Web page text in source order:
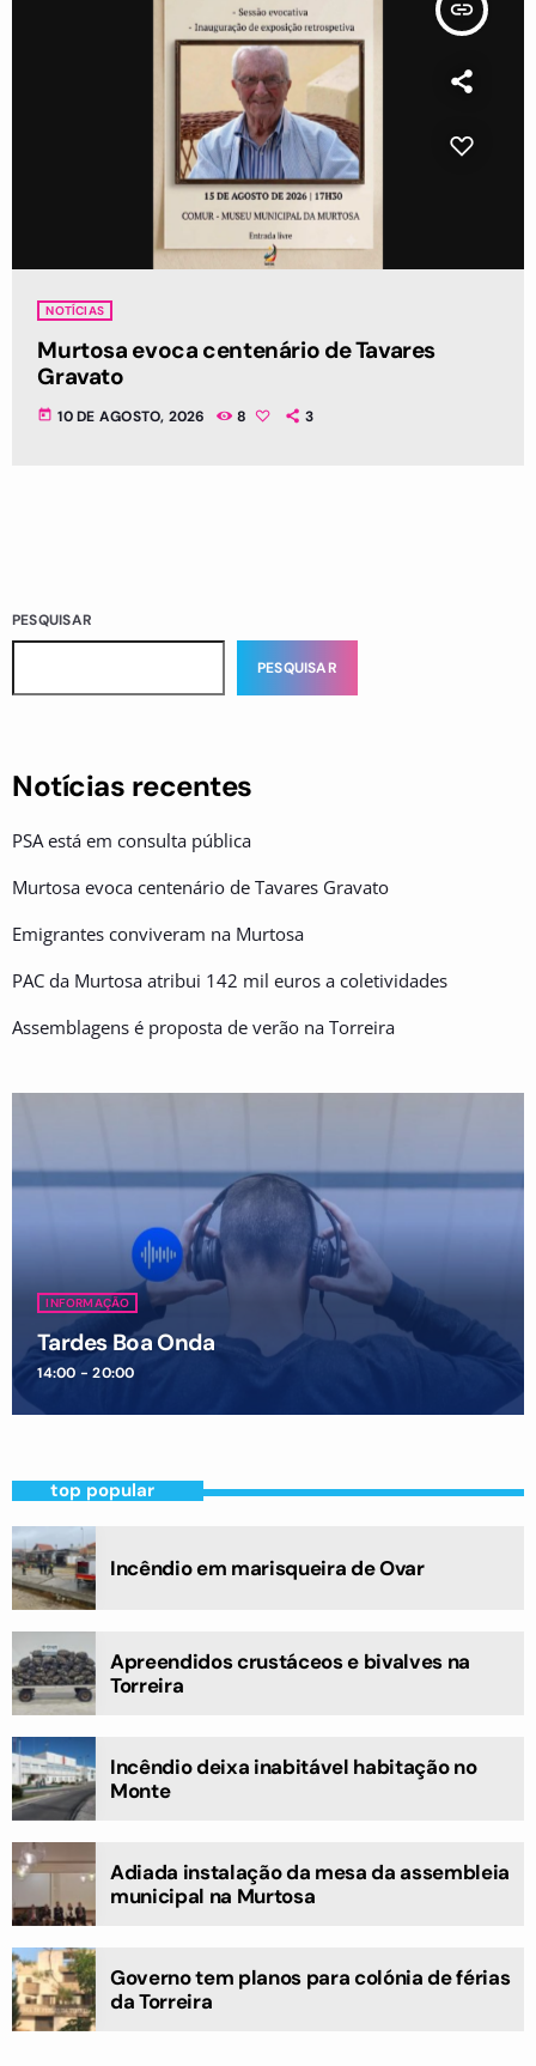
insert_link
NOTÍCIAS
Murtosa evoca centenário de Tavares
Gravato
today 10 DE AGOSTO, 2026 8 3
PESQUISAR
PESQUISAR
Notícias recentes
PSA está em consulta pública
Murtosa evoca centenário de Tavares Gravato
Emigrantes conviveram na Murtosa
PAC da Murtosa atribui 142 mil euros a coletividades
Assemblagens é proposta de verão na Torreira
INFORMAÇÃO
Tardes Boa Onda
14:00 - 20:00
top popular
Incêndio em marisqueira de Ovar
Apreendidos crustáceos e bivalves na
Torreira
Incêndio deixa inabitável habitação no
Monte
Adiada instalação da mesa da assembleia
municipal na Murtosa
Governo tem planos para colónia de férias
da Torreira